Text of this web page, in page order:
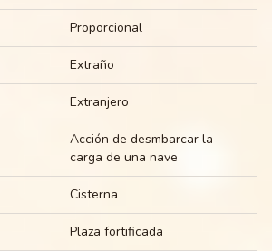
Proporcional
Extraño
Extranjero
Acción de desmbarcar la
carga de una nave
Cisterna
Plaza fortificada